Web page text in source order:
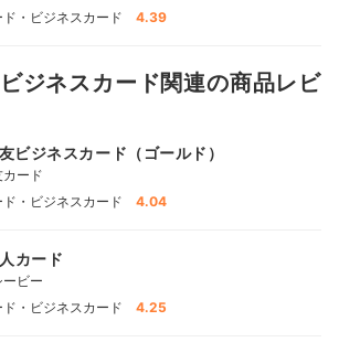
・ビジネスカード
4.39
ジネスカード関連の商品レビ
ビジネスカード（ゴールド）
ード
・ビジネスカード
4.04
カード
ビー
・ビジネスカード
4.25